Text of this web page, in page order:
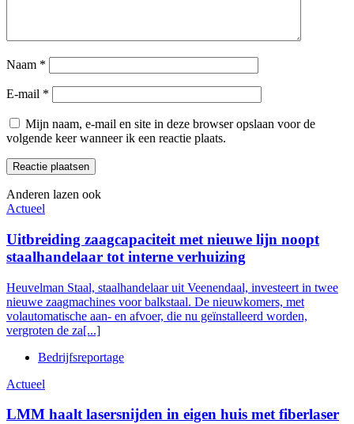
Naam *
E-mail *
Mijn naam, e-mail en site in deze browser opslaan voor de
volgende keer wanneer ik een reactie plaats.
Anderen lazen ook
Actueel
Uitbreiding zaagcapaciteit met nieuwe lijn noopt
staalhandelaar tot interne verhuizing
Heuvelman Staal, staalhandelaar uit Veenendaal, investeert in twee
nieuwe zaagmachines voor balkstaal. De nieuwkomers, met
volautomatische aan- en afvoer, die nu geïnstalleerd worden,
vergroten de za[...]
Bedrijfsreportage
Actueel
LMM haalt lasersnijden in eigen huis met fiberlaser